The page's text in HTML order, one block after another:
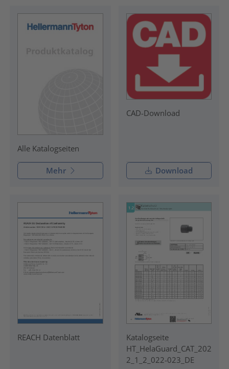
Alle Katalogseiten
Mehr
CAD-Download
Download
REACH Datenblatt
Katalogseite
HT_HelaGuard_CAT_202
2_1_2_022-023_DE